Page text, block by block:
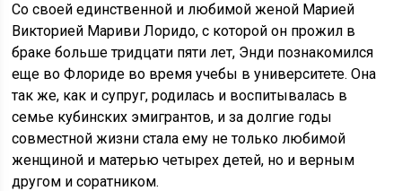
Со своей единственной и любимой женой Марией
Викторией Мариви Лоридо, с которой он прожил в
браке больше тридцати пяти лет, Энди познакомился
еще во Флориде во время учебы в университете. Она
так же, как и супруг, родилась и воспитывалась в
семье кубинских эмигрантов, и за долгие годы
совместной жизни стала ему не только любимой
женщиной и матерью четырех детей, но и верным
другом и соратником.